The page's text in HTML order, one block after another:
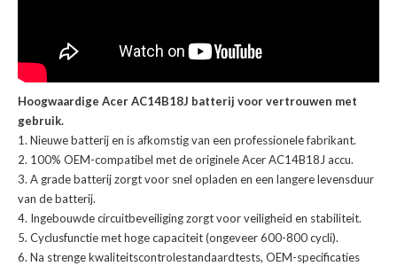
Hoogwaardige Acer AC14B18J batterij voor vertrouwen met
gebruik.
Nieuwe batterij en is afkomstig van een professionele fabrikant.
100% OEM-compatibel met deoriginele Acer AC14B18J accu.
A grade batterij zorgt voor snel opladen en een langere levensduur
van de batterij.
Ingebouwde circuitbeveiliging zorgt voor veiligheid en stabiliteit.
Cyclusfunctie met hoge capaciteit (ongeveer 600-800 cycli).
Na strenge kwaliteitscontrolestandaardtests, OEM-specificaties